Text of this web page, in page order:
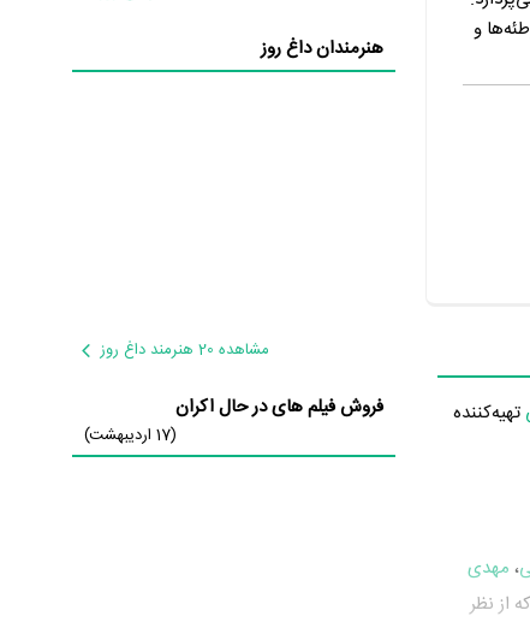
و
تهیه‌کننده
، مهدی
رفته‌اند که از نظر
هنرمندان داغ روز
مشاهده 20 هنرمند داغ روز
فروش فیلم های در حال اکران
(17 اردیبهشت)